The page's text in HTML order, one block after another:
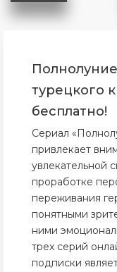
турецкого
бесплатно!
Сериал
привлекает
увлекательной
проработке
переживания
понятными
ними
трех серий
подписки